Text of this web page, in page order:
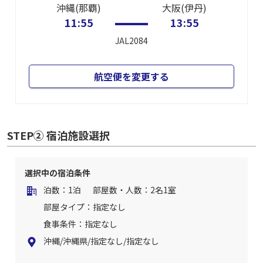
沖縄(那覇)
11:55
JAL2084
大阪(伊丹)
13:55
航空便を変更する
STEP② 宿泊施設選択
選択中の宿泊条件
泊数：1泊
部屋数・人数：2名1室
部屋タイプ：指定なし
食事条件：指定なし
沖縄/沖縄県/指定なし/指定なし